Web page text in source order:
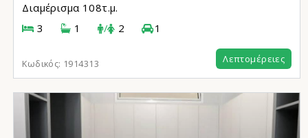
Διαμέρισμα 108τ.μ.
3
1 / 2 1
Κωδικός: 1914313 Λεπτομέρειες